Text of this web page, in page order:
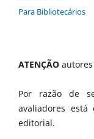
Para Bibliotecários
ATENÇÃO
Por razão de
avaliadores está
editorial.